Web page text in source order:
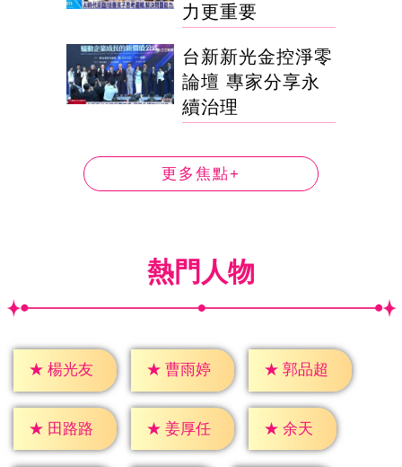
力更重要
台新新光金控淨零
論壇 專家分享永
續治理
更多焦點+
熱門人物
★ 楊光友 ★ 曹雨婷 ★ 郭品超
★ 田路路 ★ 姜厚任 ★ 余天